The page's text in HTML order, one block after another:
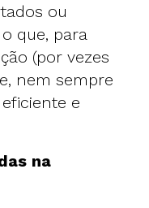
ou
que, para
(por vezes
nem sempre
e
na